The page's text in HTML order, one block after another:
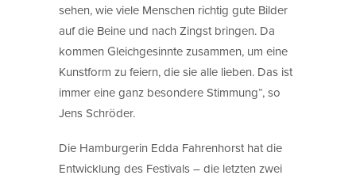
sehen, wie viele Menschen richtig gute Bilder
auf die Beine und nach Zingst bringen. Da
kommen Gleichgesinnte zusammen, um eine
Kunstform zu feiern, die sie alle lieben. Das ist
immer eine ganz besondere Stimmung“, so
Jens Schröder.
Die Hamburgerin Edda Fahrenhorst hat die
Entwicklung des Festivals – die letzten zwei